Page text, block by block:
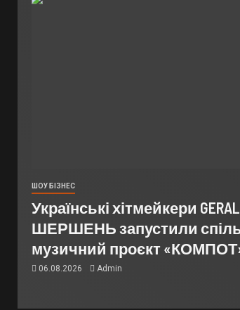
ШОУ БІЗНЕС
Українські хітмейкери
ШЕРШЕНЬ запустили
музичний проєкт
06.08.2026 Admin